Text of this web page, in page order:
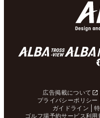
広告掲載について
プライバシーポリシー
ガイドライン
ゴルフ場予約サービス利用